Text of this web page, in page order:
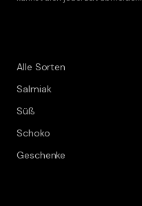
Alle Sorten
Salmiak
Süß
Schoko
Geschenke